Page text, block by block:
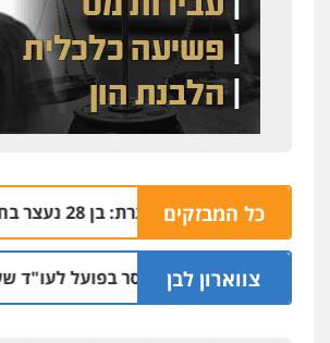
כל המבזקים
נצרת: בן 28 נעצר בחשד לסחיטה באיומים מטלפון שאינו שלו
צווארון לבןמאסר בפועל לעו"ד שעקץ